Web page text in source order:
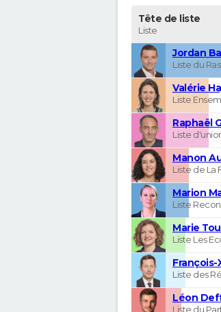
Tête de liste
Liste
Jordan
Liste du
Valérie
Liste
Raphaël
Liste
Manon
Liste de La
Marion
Liste
Marie
Liste Les
François-
Liste des
Léon
Liste du